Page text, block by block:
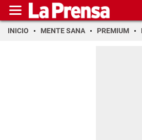
INICIO MENTE SANA PREMIUM